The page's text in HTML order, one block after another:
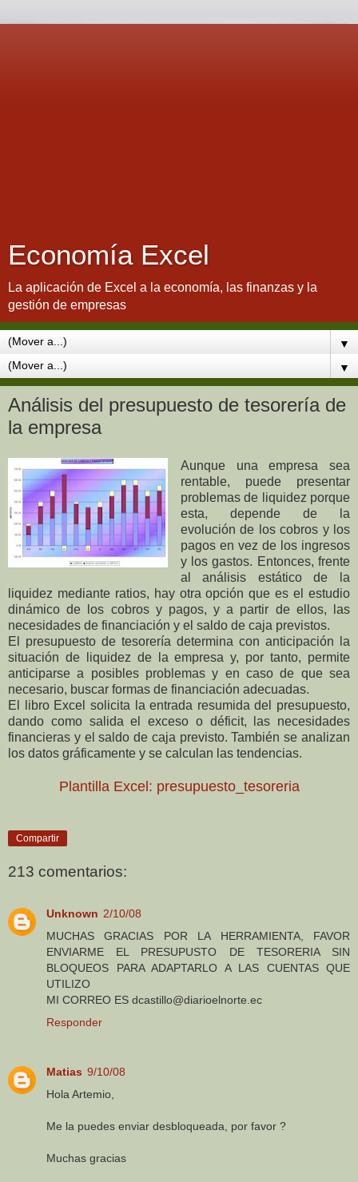
Economía Excel
La aplicación de Excel a la economía, las finanzas y la
gestión de empresas
▼
▼
Análisis del presupuesto de tesorería de
la empresa
Aunque una empresa sea
rentable, puede presentar
problemas de liquidez porque
esta, depende de la
evolución de los cobros y los
pagos en vez de los ingresos
y los gastos. Entonces, frente
al análisis estático de la
liquidez mediante ratios, hay otra opción que es el estudio
dinámico de los cobros y pagos, y a partir de ellos, las
necesidades de financiación y el saldo de caja previstos.
El presupuesto de tesorería determina con anticipación la
situación de liquidez de la empresa y, por tanto, permite
anticiparse a posibles problemas y en caso de que sea
necesario, buscar formas de financiación adecuadas.
El libro Excel solicita la entrada resumida del presupuesto,
dando como salida el exceso o déficit, las necesidades
financieras y el saldo de caja previsto. También se analizan
los datos gráficamente y se calculan las tendencias.
Plantilla Excel: presupuesto_tesoreria
Compartir
213 comentarios:
Unknown 2/10/08
MUCHAS GRACIAS POR LA HERRAMIENTA, FAVOR
ENVIARME EL PRESUPUSTO DE TESORERIA SIN
BLOQUEOS PARA ADAPTARLO A LAS CUENTAS QUE
UTILIZO
MI CORREO ES dcastillo@diarioelnorte.ec
Responder
Matias 9/10/08
Hola Artemio,
Me la puedes enviar desbloqueada, por favor ?
Muchas gracias